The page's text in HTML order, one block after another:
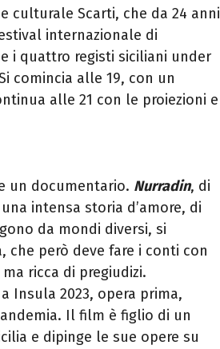
culturale Scarti, che da 24 anni
internazionale di
i quattro registi siciliani under
comincia alle 19, con un
alle 21 con le proiezioni e
un documentario. Nurradin, di
intensa storia d’amore, di
da mondi diversi, si
che però deve fare i conti con
ricca di pregiudizi.
Insula 2023, opera prima,
Il film è figlio di un
e dipinge le sue opere su